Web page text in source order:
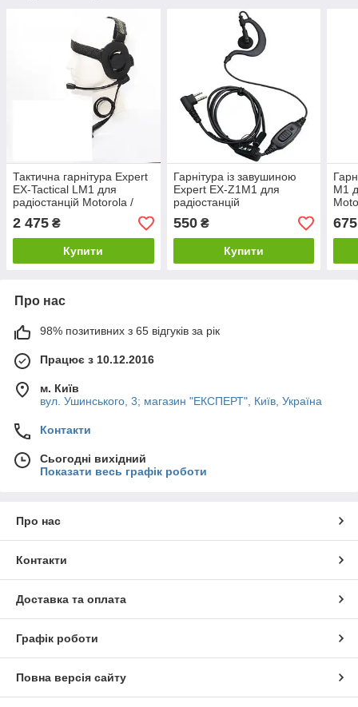
Тактична гарнітура Expert
EX-Tactical LM1 для
радіостанцій Motorola /
2 475 ₴
Купити
Гарнітура із завушиною
Expert EX-Z1M1 для
радіостанцій
Motorola/Hytera/Zastone
550₴
Купити
M1
675
Про нас
98% позитивних з 65 відгуків за рік
Працює з 10.12.2016
м. Київ
вул. Ушинського, 3; магазин "ЕКСПЕРТ", Київ, Україна
Контакти
Сьогодні вихідний
Показати весь графік роботи
Про нас
Контакти
Доставка та оплата
Графік роботи
Повна версія сайту